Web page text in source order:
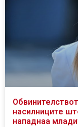
насилниците
нападнаа